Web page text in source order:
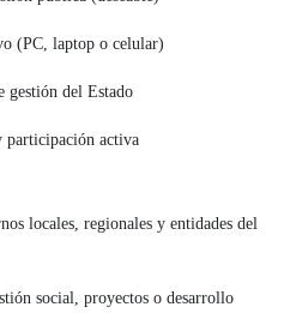
(PC, laptop o celular)
gestión del Estado
participación activa
locales, regionales y entidades del
social, proyectos o desarrollo